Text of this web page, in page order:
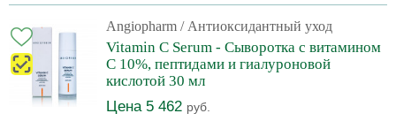
меланогенеза и подготавливает кожу к последующему уходу,
усиливая эффективность активных ингредиентов. Результат
применения: Выравнивание общего тона кожи и осветление
гиперпигментации Защита кожи от негативного воздействия окр
Angiopharm / Антиоксидантный уход
Vitamin C Serum - Сыворотка с витамином
С 10%, пептидами и гиалуроновой
кислотой 30 мл
Цена 5 462 руб.